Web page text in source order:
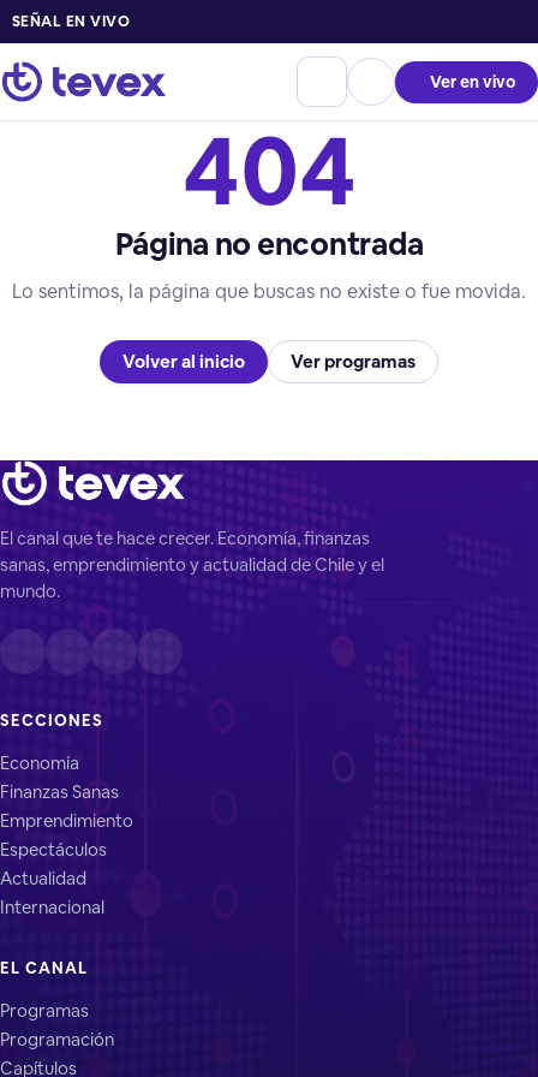
SEÑAL EN VIVO
Ver en vivo
404
Página no encontrada
Lo sentimos, la página que buscas no existe o fue movida.
Volver al inicio Ver programas
El canal que te hace crecer. Economía, finanzas
sanas, emprendimiento y actualidad de Chile y el
mundo.
SECCIONES
Economía
Finanzas Sanas
Emprendimiento
Espectáculos
Actualidad
Internacional
EL CANAL
Programas
Programación
Capítulos